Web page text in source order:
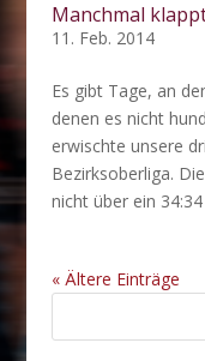
Manchmal
11. Feb. 2014
Es gibt Tage, an
denen es nicht
erwischte unsere
Bezirksoberliga.
nicht über ein
« Ältere Einträge